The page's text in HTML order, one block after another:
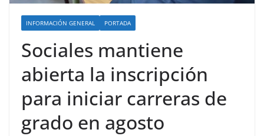
INFORMACIÓN GENERAL PORTADA
Sociales mantiene
abierta la inscripción
para iniciar carreras de
grado en agosto